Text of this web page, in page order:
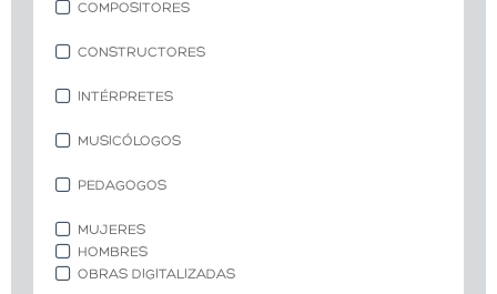
COMPOSITORES
CONSTRUCTORES
INTÉRPRETES
MUSICÓLOGOS
PEDAGOGOS
MUJERES
HOMBRES
OBRAS DIGITALIZADAS